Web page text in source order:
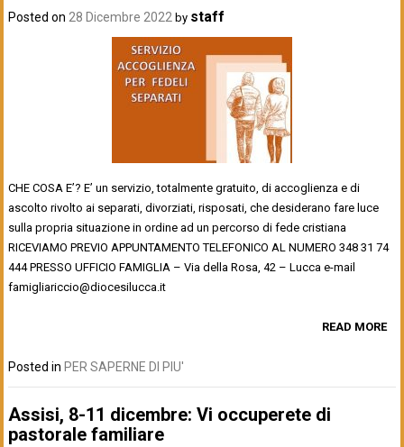
Posted on 28 Dicembre 2022 by staff
CHE COSA E’? E’ un servizio, totalmente gratuito, di accoglienza e di
ascolto rivolto ai separati, divorziati, risposati, che desiderano fare luce
sulla propria situazione in ordine ad un percorso di fede cristiana
RICEVIAMO PREVIO APPUNTAMENTO TELEFONICO AL NUMERO 348 31 74
444 PRESSO UFFICIO FAMIGLIA – Via della Rosa, 42 – Lucca e-mail
famigliariccio@diocesilucca.it
READ MORE
Posted in PER SAPERNE DI PIU'
Assisi, 8-11 dicembre: Vi occuperete di
pastorale familiare